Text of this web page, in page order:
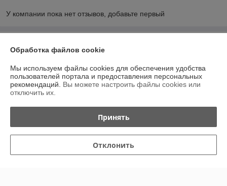
У компании пока нет отзывов, добавьте первый
Контакты
Доставка и оплата
Обработка файлов cookie
Мы используем файлы cookies для обеспечения удобства
пользователей портала и предоставления персональных
рекомендаций. Вы можете настроить файлы cookies или
отключить их.
Принять
Отклонить